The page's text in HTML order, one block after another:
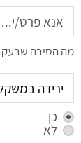
מה הסיבה
כן
לא